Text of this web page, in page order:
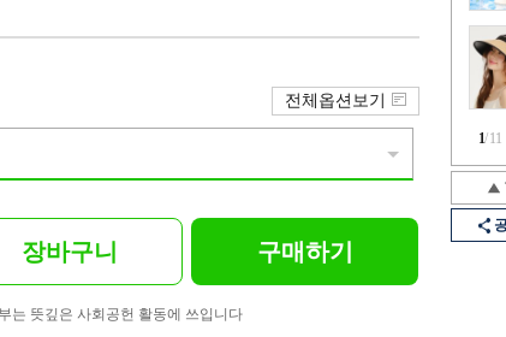
1/11
전체옵션보기
장바구니 구매하기
는 뜻깊은 사회공헌 활동에 쓰입니다